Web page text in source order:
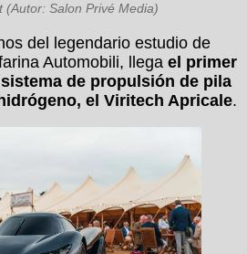
(Autor: Salon Privé Media)
del legendario estudio de
Automobili, llega el primer
de propulsión de pila
el Viritech Apricale.